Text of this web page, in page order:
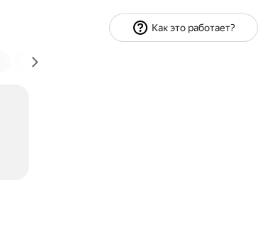
Экономика и финансы
Как это работает?